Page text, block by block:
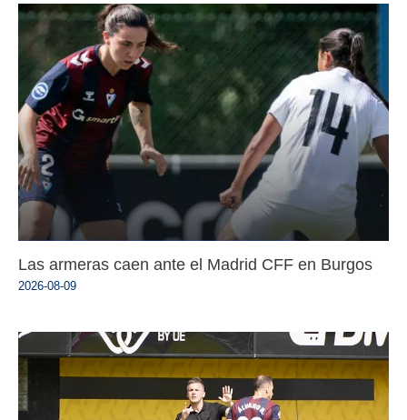
Las armeras caen ante el Madrid CFF en Burgos
2026-08-09